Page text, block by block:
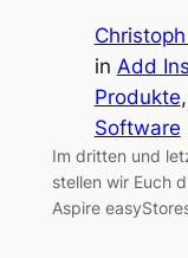
in Add Ins
Produkte,
Software
Im dritten und
stellen wir Euch
Aspire